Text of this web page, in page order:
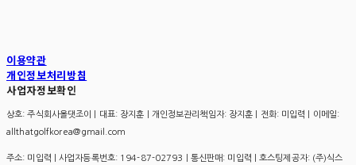
이용약관
개인정보처리방침
사업자정보확인
상호: 주식회사올댓조이 | 대표: 장지훈 | 개인정보관리책임자: 장지훈 | 전화: 미입력 | 이메일:
allthatgolfkorea@gmail.com
주소: 미입력 | 사업자등록번호: 194-87-02793 | 통신판매: 미입력 | 호스팅제공자: (주)식스